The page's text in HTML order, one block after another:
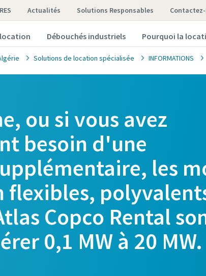
Actualités Solutions Responsables Contactez-
Débouchés industriels Pourquoi la
Solutions de location spécialisée INFORMATIONS
ou si vous avez
besoin d'une
les
Copco Rental
0,1 MW à 20 MW.